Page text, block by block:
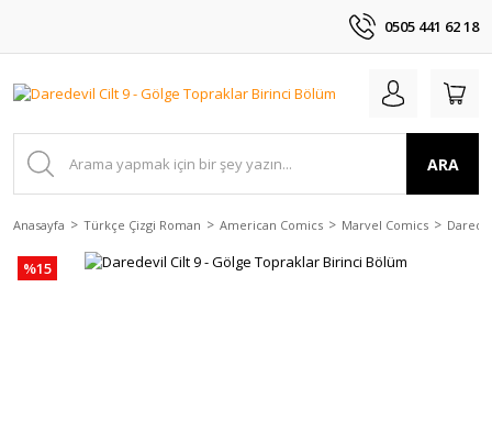
0505 441 62 18
ARA
Anasayfa Türkçe Çizgi Roman American Comics Marvel Comics
%15